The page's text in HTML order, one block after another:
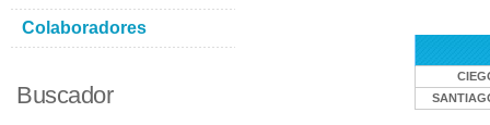
Colaboradores
Buscador